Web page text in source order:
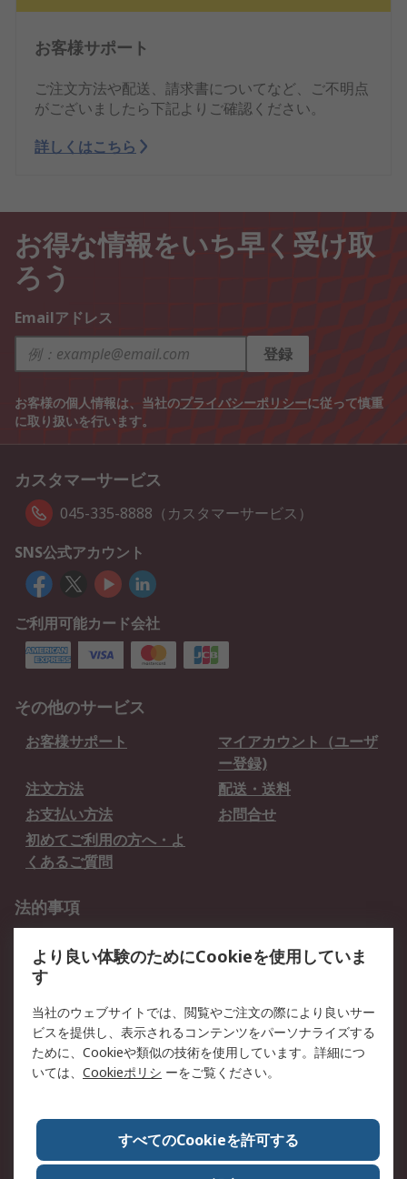
お客様サポート
ご注文方法や配送、請求書についてなど、ご不明点
がございましたら下記よりご確認ください。
詳しくはこちら
お得な情報をいち早く受け取
ろう
Emailアドレス
登録
お客様の個人情報は、当社のプライバシーポリシーに従って慎重
に取り扱いを行います。
カスタマーサービス
045-335-8888（カスタマーサービス）
SNS公式アカウント
ご利用可能カード会社
その他のサービス
お客様サポート
マイアカウント（ユーザ
ー登録)
注文方法
配送・送料
お支払い方法
お問合せ
初めてご利用の方へ・よ
くあるご質問
法的事項
クッキーポリシー
RSについて
会社概要
採用情報
プレスリリース＆お知ら
コーポレートサイト
全世界のRS
RSの歴史
ESGへの取り組み（英語）
認証について
より良い体験のためにCookieを使用していま
す
当社のウェブサイトでは、閲覧やご注文の際により良いサー
ビスを提供し、表示されるコンテンツをパーソナライズする
ために、Cookieや類似の技術を使用しています。詳細につ
いては、 Cookieポリシ ーをご覧ください。
すべてのCookieを許可する